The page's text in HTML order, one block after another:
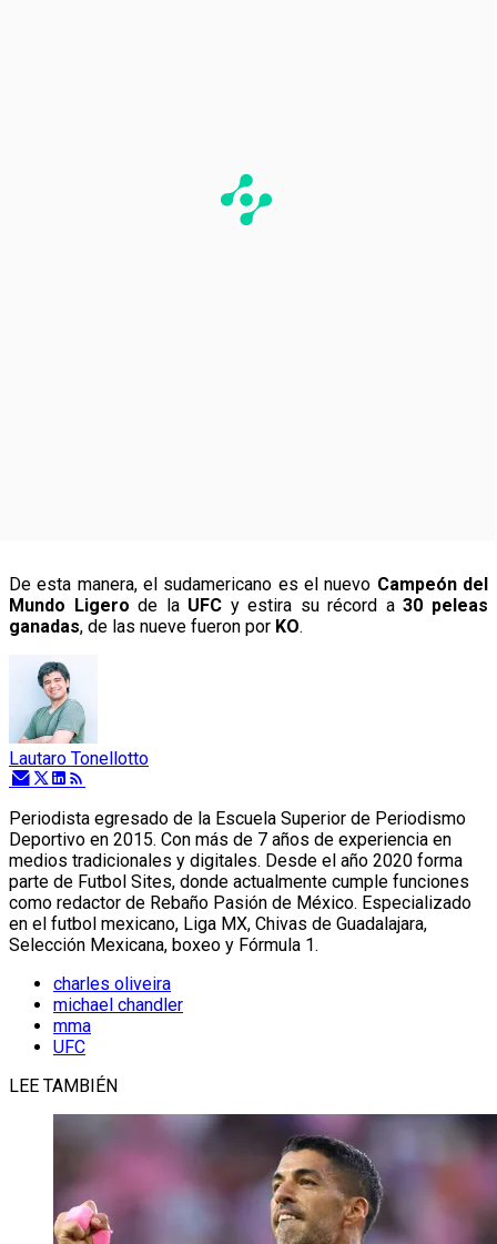
De esta manera, el sudamericano es el nuevo Campeón del
Mundo Ligerode la UFC y estira su récord a30 peleas
ganadas, de las nueve fueron por KO.
Lautaro Tonellotto
Periodista egresado de la Escuela Superior de Periodismo
Deportivo en 2015. Con más de 7 años de experiencia en
medios tradicionales y digitales. Desde el año 2020 forma
parte de Futbol Sites, donde actualmente cumple funciones
como redactor de Rebaño Pasión de México. Especializado
en el futbol mexicano, Liga MX, Chivas de Guadalajara,
Selección Mexicana, boxeo y Fórmula 1.
charles oliveira
michael chandler
mma
UFC
LEE TAMBIÉN